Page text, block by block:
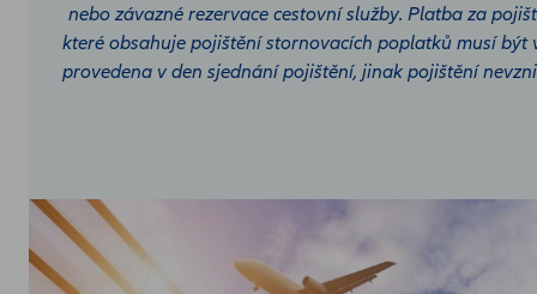
nebo závazné rezervace cestovní služby. Platba za
které obsahuje pojištění stornovacích poplatků musí být
provedena v den sjednání pojištění, jinak pojištění